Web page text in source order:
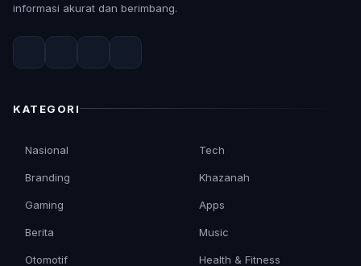
informasi akurat dan berimbang.
KATEGORI
Nasional
Branding
Gaming
Berita
Otomotif
Tech
Khazanah
Apps
Music
Health & Fitness